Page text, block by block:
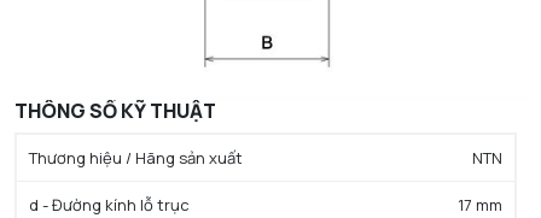
THÔNG SỐ KỸ THUẬT
Thương hiệu / Hãng sản xuất NTN
d - Đường kính lỗ trục 17 mm